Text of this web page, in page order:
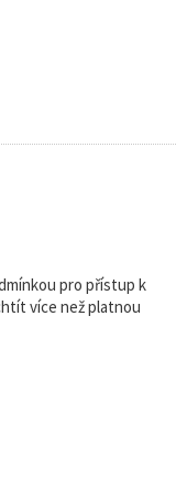
pro přístup k
více než platnou